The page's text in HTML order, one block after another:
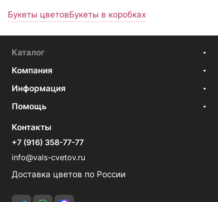
Букеты цветовБукеты в коробках
Каталог
Компания
Информация
Помощь
Контакты
+7 (916) 358-77-77
info@vals-cvetov.ru
Доставка цветов по России